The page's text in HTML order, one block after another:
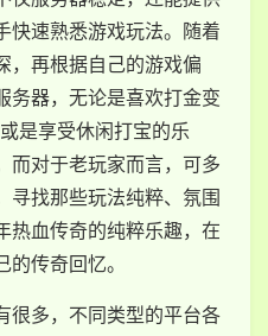
快速熟悉游戏玩法。随着
，再根据自己的游戏偏
务器，无论是喜欢打金变
是享受休闲打宝的乐
而对于老玩家而言，可多
寻找那些玩法纯粹、氛围
热血传奇的纯粹乐趣，在
传奇回忆。
很多，不同类型的平台各